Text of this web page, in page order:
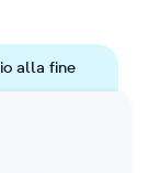
alla fine